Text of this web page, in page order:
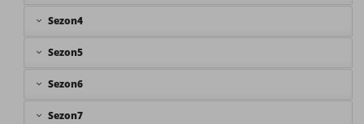
Sezon4
Sezon5
Sezon6
Sezon7